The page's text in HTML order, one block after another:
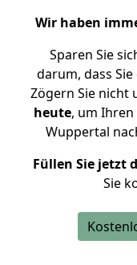
Wir haben
Sparen Sie
darum, dass
Zögern Sie nicht
heute, um
Wuppertal
Füllen Sie jetzt
Sie